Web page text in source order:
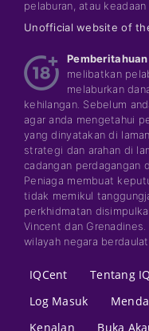
pelaburan, atau
Unofficial website of
melibatkan
melaburkan
kehilangan. Sebelum
agar anda mengetahui
yang dinyatakan di
strategi dan arahan di
cadangan perdagangan
Peniaga membuat
tidak memikul
perkhidmatan
Vincent dan
wilayah negara
IQCent Tentang
Log Masuk
Kenalan
Buka